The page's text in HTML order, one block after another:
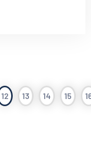
12 13 14 15